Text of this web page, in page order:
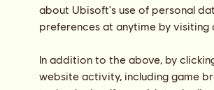
about Ubisoft's use of personal
preferences at anytime by
In addition to the above, by
website activity, including game